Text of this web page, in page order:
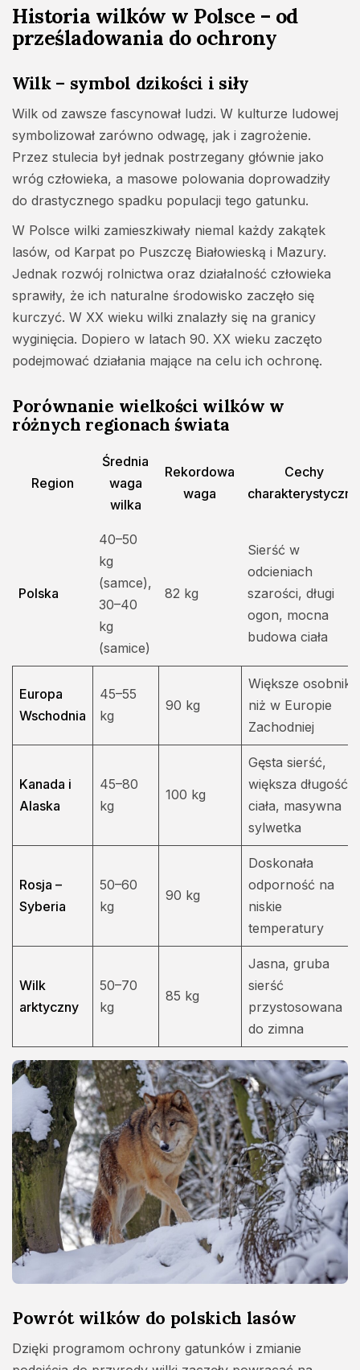
Historia wilków w Polsce – od
prześladowania do ochrony
Wilk – symbol dzikości i siły
Wilk od zawsze fascynował ludzi. W kulturze ludowej
symbolizował zarówno odwagę, jak i zagrożenie.
Przez stulecia był jednak postrzegany głównie jako
wróg człowieka, a masowe polowania doprowadziły
do drastycznego spadku populacji tego gatunku.
W Polsce wilki zamieszkiwały niemal każdy zakątek
lasów, od Karpat po Puszczę Białowieską i Mazury.
Jednak rozwój rolnictwa oraz działalność człowieka
sprawiły, że ich naturalne środowisko zaczęło się
kurczyć. W XX wieku wilki znalazły się na granicy
wyginięcia. Dopiero w latach 90. XX wieku zaczęto
podejmować działania mające na celu ich ochronę.
Porównanie wielkości wilków w
różnych regionach świata
Region
Średnia
waga
wilka
Rekordowa
waga
Cechy
charakterystyczne
Polska
40–50
kg
(samce),
30–40
kg
(samice)
82 kg
Sierść w
odcieniach
szarości, długi
ogon, mocna
budowa ciała
Europa
Wschodnia
45–55
kg
90 kg
Większe osobniki
niż w Europie
Zachodniej
Kanada i
Alaska
45–80
kg
100 kg
Gęsta sierść,
większa długość
ciała, masywna
sylwetka
Rosja –
Syberia
50–60
kg
90 kg
Doskonała
odporność na
niskie
temperatury
Wilk
arktyczny
50–70
kg
85 kg
Jasna, gruba
sierść
przystosowana
do zimna
Powrót wilków do polskich lasów
Dzięki programom ochrony gatunków i zmianie